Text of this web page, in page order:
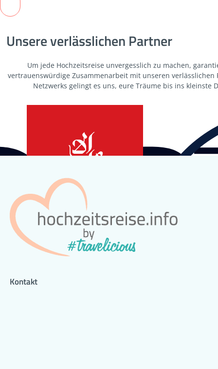
Unsere verlässlichen Partner
Um jede Hochzeitsreise unvergesslich zu machen,
vertrauenswürdige Zusammenarbeit mit unseren
Netzwerks gelingt es uns, eure Träume bis ins kleinste
Kontakt